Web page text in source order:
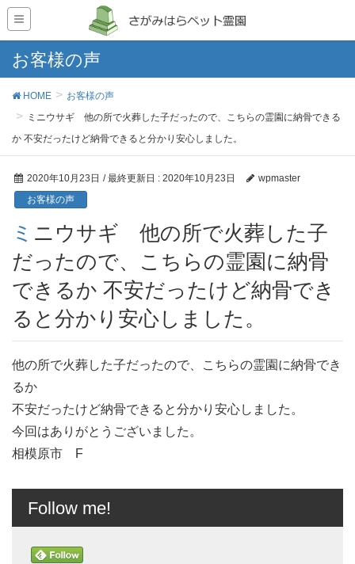
お客様の声
HOME
お客様の声
ミニウサギ 他の所で火葬した子だったので、こちらの霊園に納骨できる
か 不安だったけど納骨できると分かり安心しました。
2020年10月23日 / 最終更新日 : 2020年10月23日
wpmaster
お客様の声
ミニウサギ 他の所で火葬した子
だったので、こちらの霊園に納骨
できるか 不安だったけど納骨でき
ると分かり安心しました。
他の所で火葬した子だったので、こちらの霊園に納骨でき
るか
不安だったけど納骨できると分かり安心しました。
今回はありがとうございました。
相模原市 F
Follow me!